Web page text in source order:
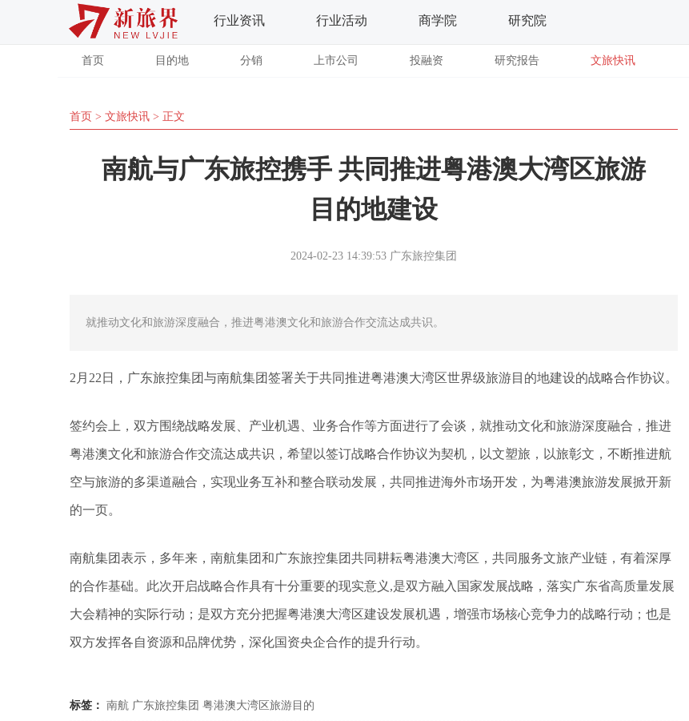
行业资讯 行业活动 商学院 研究院
首页 目的地 分销 上市公司 投融资 研究报告 文旅快讯
首页 > 文旅快讯 > 正文
南航与广东旅控携手 共同推进粤港澳大湾区旅游
目的地建设
2024-02-23 14:39:53 广东旅控集团
就推动文化和旅游深度融合，推进粤港澳文化和旅游合作交流达成共识。
2月22日，广东旅控集团与南航集团签署关于共同推进粤港澳大湾区世界级旅游目的地建设的战略合作协议。
签约会上，双方围绕战略发展、产业机遇、业务合作等方面进行了会谈，就推动文化和旅游深度融合，推进
粤港澳文化和旅游合作交流达成共识，希望以签订战略合作协议为契机，以文塑旅，以旅彰文，不断推进航
空与旅游的多渠道融合，实现业务互补和整合联动发展，共同推进海外市场开发，为粤港澳旅游发展掀开新
的一页。
南航集团表示，多年来，南航集团和广东旅控集团共同耕耘粤港澳大湾区，共同服务文旅产业链，有着深厚
的合作基础。此次开启战略合作具有十分重要的现实意义,是双方融入国家发展战略，落实广东省高质量发展
大会精神的实际行动；是双方充分把握粤港澳大湾区建设发展机遇，增强市场核心竞争力的战略行动；也是
双方发挥各自资源和品牌优势，深化国资央企合作的提升行动。
标签： 南航 广东旅控集团 粤港澳大湾区旅游目的